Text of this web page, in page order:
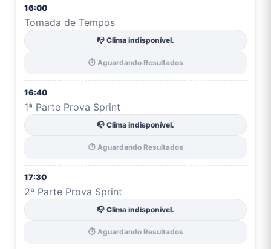
16:00
Tomada de Tempos
📭 Clima indisponível.
⏱️ Aguardando Resultados
16:40
1ª Parte Prova Sprint
📭 Clima indisponível.
⏱️ Aguardando Resultados
17:30
2ª Parte Prova Sprint
📭 Clima indisponível.
⏱️ Aguardando Resultados